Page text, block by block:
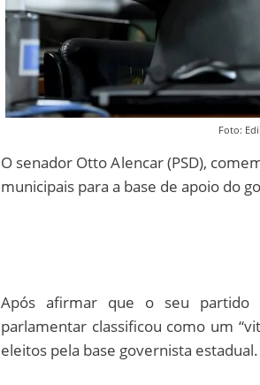
Foto:
O senador Otto Alencar (PSD),
municipais para a base de apoio do
Após afirmar que o seu partido
parlamentar classificou como um
eleitos pela base governista estadual.